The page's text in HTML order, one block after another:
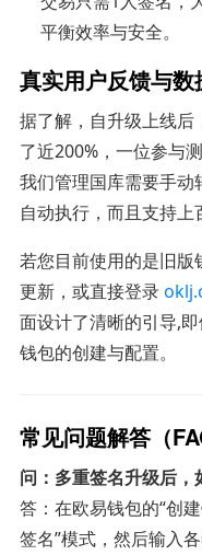
平衡效率与安全。
真实用户反馈与数
据了解，自升级上线后
了近200%，一位参与
我们管理国库需要手动
自动执行，而且支持
若您目前使用的是旧版
更新，或直接登录
面设计了清晰的引导,
钱包的创建与配置。
常见问题解答（
问：多重签名升级后，
答：在欧易钱包的“创
签名”模式，然后输入